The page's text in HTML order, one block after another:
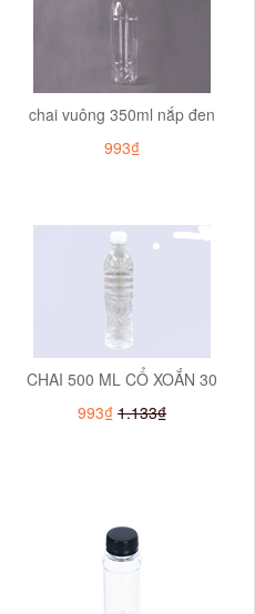
chai vuông 350ml nắp đen
993₫
CHAI 500 ML CỔ XOẮN 30
993₫ 1.133₫